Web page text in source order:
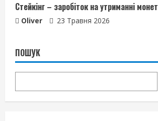
Стейкінг – заробіток на утриманні монет
Oliver 23 Травня 2026
ПОШУК